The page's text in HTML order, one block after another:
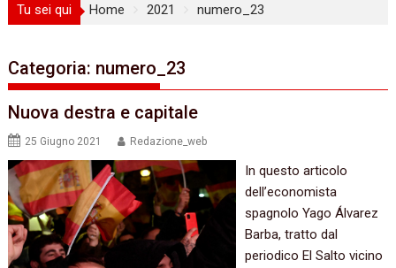
Tu sei qui Home 2021 numero_23
Categoria: numero_23
Nuova destra e capitale
25 Giugno 2021 Redazione_web
In questo articolo
dell’economista
spagnolo Yago Álvarez
Barba, tratto dal
periodico El Salto vicino